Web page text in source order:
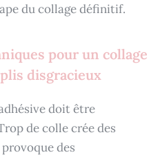
du collage définitif.
pour un collage
disgracieux
doit être
de colle crée des
des